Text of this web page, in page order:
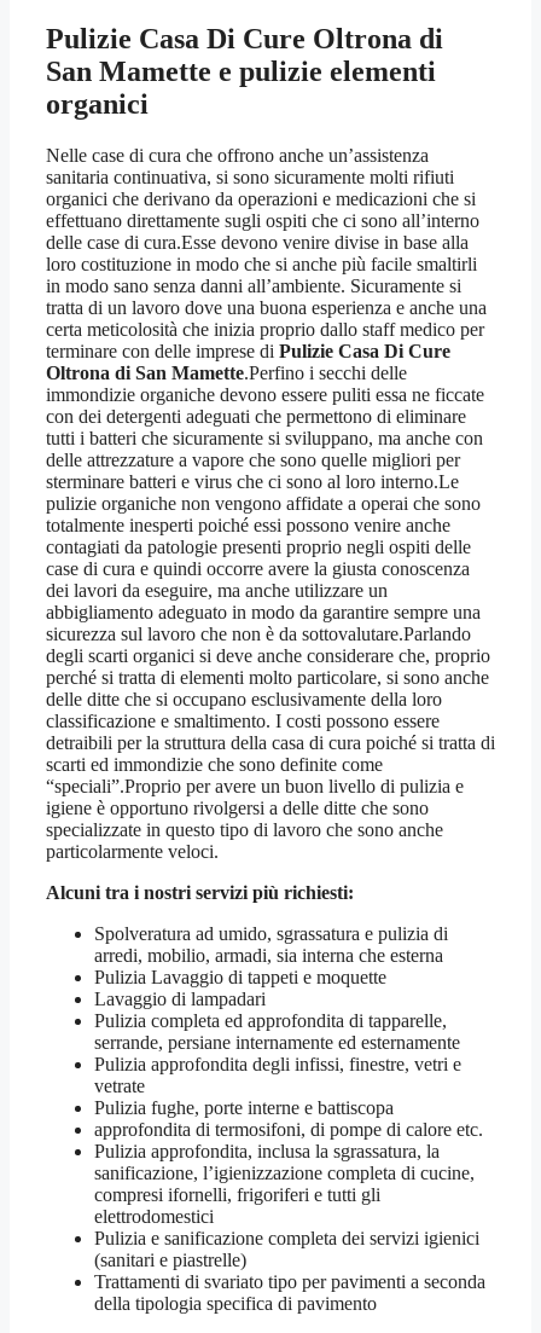
Pulizie Casa Di Cure Oltrona di
San Mamette e pulizie elementi
organici
Nelle case di cura che offrono anche un’assistenza
sanitaria continuativa, si sono sicuramente molti rifiuti
organici che derivano da operazioni e medicazioni che si
effettuano direttamente sugli ospiti che ci sono all’interno
delle case di cura.Esse devono venire divise in base alla
loro costituzione in modo che si anche più facile smaltirli
in modo sano senza danni all’ambiente. Sicuramente si
tratta di un lavoro dove una buona esperienza e anche una
certa meticolosità che inizia proprio dallo staff medico per
terminare con delle imprese di Pulizie Casa Di Cure
Oltrona di San Mamette.Perfino i secchi delle
immondizie organiche devono essere puliti essa ne ficcate
con dei detergenti adeguati che permettono di eliminare
tutti i batteri che sicuramente si sviluppano, ma anche con
delle attrezzature a vapore che sono quelle migliori per
sterminare batteri e virus che ci sono al loro interno.Le
pulizie organiche non vengono affidate a operai che sono
totalmente inesperti poiché essi possono venire anche
contagiati da patologie presenti proprio negli ospiti delle
case di cura e quindi occorre avere la giusta conoscenza
dei lavori da eseguire, ma anche utilizzare un
abbigliamento adeguato in modo da garantire sempre una
sicurezza sul lavoro che non è da sottovalutare.Parlando
degli scarti organici si deve anche considerare che, proprio
perché si tratta di elementi molto particolare, si sono anche
delle ditte che si occupano esclusivamente della loro
classificazione e smaltimento. I costi possono essere
detraibili per la struttura della casa di cura poiché si tratta di
scarti ed immondizie che sono definite come
“speciali”.Proprio per avere un buon livello di pulizia e
igiene è opportuno rivolgersi a delle ditte che sono
specializzate in questo tipo di lavoro che sono anche
particolarmente veloci.
Alcuni tra i nostri servizi più richiesti:
Spolveratura ad umido, sgrassatura e pulizia di
arredi, mobilio, armadi, sia interna che esterna
Pulizia Lavaggio di tappeti e moquette
Lavaggio di lampadari
Pulizia completa ed approfondita di tapparelle,
serrande, persiane internamente ed esternamente
Pulizia approfondita degli infissi, finestre, vetri e
vetrate
Pulizia fughe, porte interne e battiscopa
approfondita di termosifoni, di pompe di calore etc.
Pulizia approfondita, inclusa la sgrassatura, la
sanificazione, l’igienizzazione completa di cucine,
compresi ifornelli, frigoriferi e tutti gli
elettrodomestici
Pulizia e sanificazione completa dei servizi igienici
(sanitari e piastrelle)
Trattamenti di svariato tipo per pavimenti a seconda
della tipologia specifica di pavimento